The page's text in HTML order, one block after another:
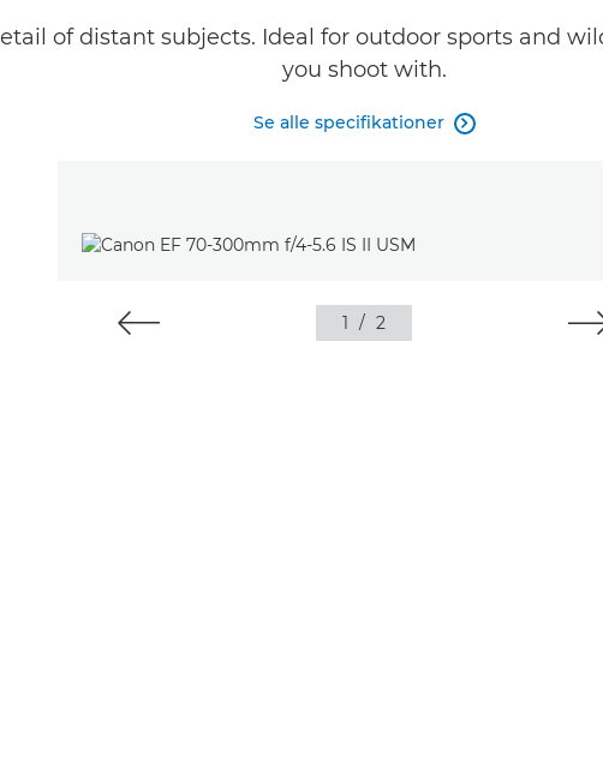
of distant subjects. Ideal for outdoor sports and
you shoot with.
Se alle specifikationer 
1 / 2